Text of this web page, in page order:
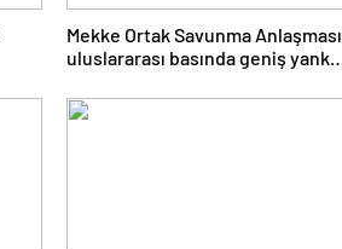
Mekke Ortak Savunma Anlaşması
uluslararası basında geniş yankı